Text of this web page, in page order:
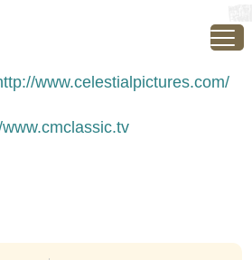
www.celestialpictures.com/